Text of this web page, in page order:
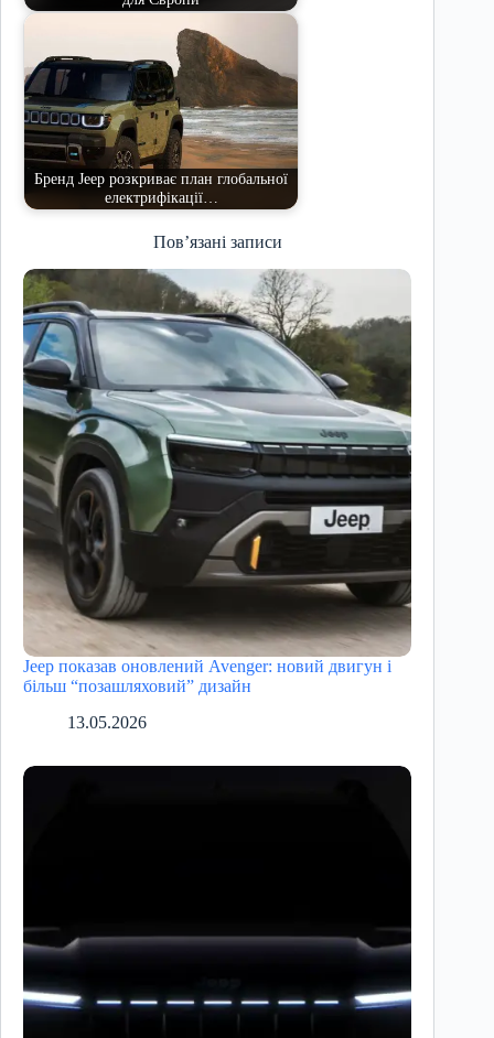
Бренд Jeep розкриває план глобальної
електрифікації…
Пов’язані записи
Jeep показав оновлений Avenger: новий двигун і
більш “позашляховий” дизайн
13.05.2026